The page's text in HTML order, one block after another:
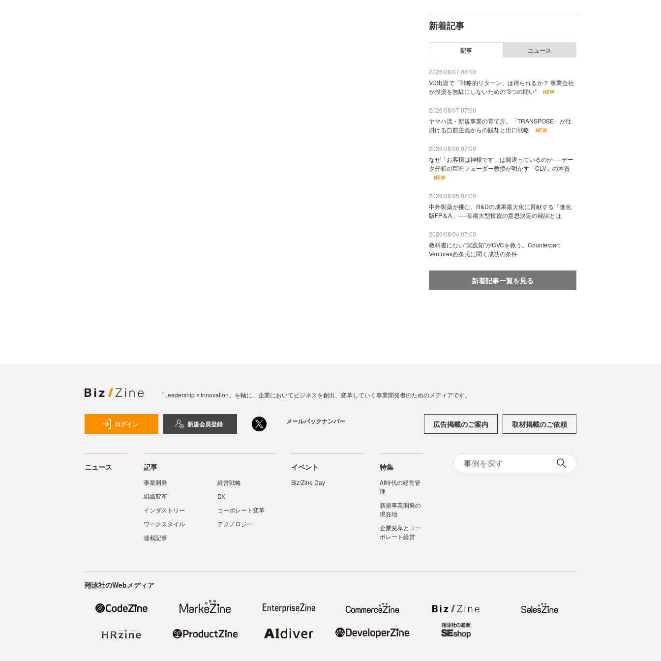
新着記事
記事 ニュース
2026/08/07 08:00
VC出資で「戦略的リターン」は得られるか？ 事業会社
が投資を無駄にしないための“3つの問い”
NEW
2026/08/07 07:00
ヤマハ流・新規事業の育て方。「TRANSPOSE」が仕
掛ける自前主義からの脱却と出口戦略
NEW
2026/08/06 07:00
なぜ「お客様は神様です」は間違っているのか──デー
タ分析の巨匠フェーダー教授が明かす「CLV」の本質
NEW
2026/08/05 07:00
中外製薬が挑む、R&Dの成果最大化に貢献する「進化
版FP＆A」──長期大型投資の意思決定の秘訣とは
2026/08/04 07:00
教科書にない“実践知”がCVCを救う。Counterpart
Ventures西条氏に聞く成功の条件
新着記事一覧を見る
「Leadership ☓ Innovation」を軸に、企業においてビジネスを創出、変革していく事業開発者のためのメディアです。
ログイン 新規会員登録 メールバックナンバー 広告掲載のご案内 取材掲載のご依頼
ニュース 記事
事業開発
経営戦略
組織変革
DX
インダストリー
コーポレート変革
ワークスタイル
テクノロジー
連載記事
イベント
Biz/Zine Day
特集
AI時代の経営管
理
新規事業開発の
現在地
企業変革とコー
ポレート経営
翔泳社のWebメディア